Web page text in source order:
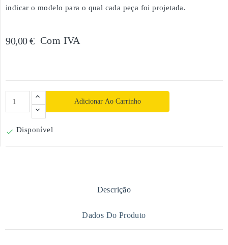
indicar o modelo para o qual cada peça foi projetada.
90,00 € Com IVA
Adicionar Ao Carrinho
 Disponível
Descrição
Dados Do Produto